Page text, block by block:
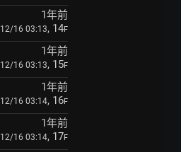
1年前
12/16 03:13, 14F
1年前
12/16 03:13, 15F
1年前
12/16 03:14, 16F
1年前
12/16 03:14, 17F